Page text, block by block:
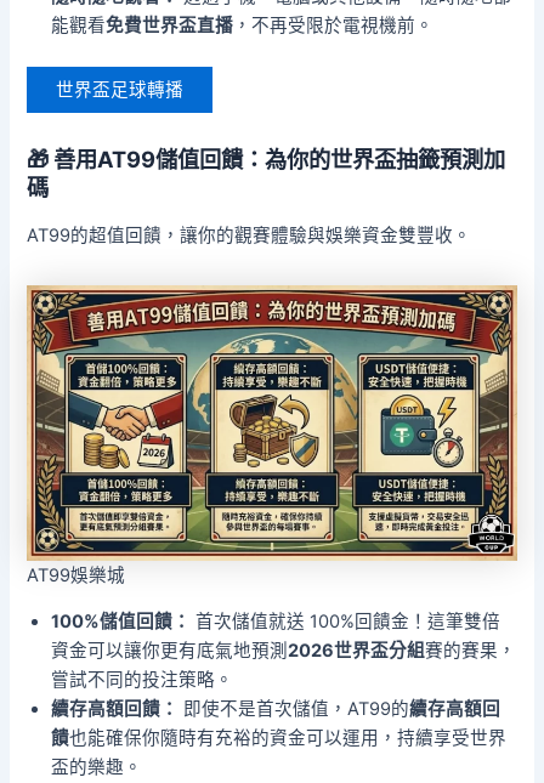
能觀看免費世界盃直播 ，不再受限於電視機前。
世界盃足球轉播
🎁 善用AT99儲值回饋：為你的世界盃抽籤預測加
碼
AT99的超值回饋，讓你的觀賽體驗與娛樂資金雙豐收。
AT99娛樂城
100%儲值回饋： 首次儲值就送 100%回饋金！這筆雙倍
資金可以讓你更有底氣地預測2026世界盃分組賽的賽果，
嘗試不同的投注策略。
續存高額回饋：
即使不是首次儲值，AT99的續存高額回
饋也能確保你隨時有充裕的資金可以運用，持續享受世界
盃的樂趣。